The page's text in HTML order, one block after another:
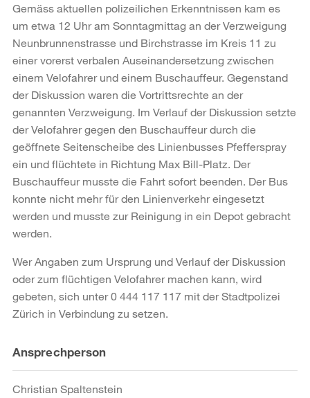
Gemäss aktuellen polizeilichen Erkenntnissen kam es
um etwa 12 Uhr am Sonntagmittag an der Verzweigung
Neunbrunnenstrasse und Birchstrasse im Kreis 11 zu
einer vorerst verbalen Auseinandersetzung zwischen
einem Velofahrer und einem Buschauffeur. Gegenstand
der Diskussion waren die Vortrittsrechte an der
genannten Verzweigung. Im Verlauf der Diskussion setzte
der Velofahrer gegen den Buschauffeur durch die
geöffnete Seitenscheibe des Linienbusses Pfefferspray
ein und flüchtete in Richtung Max Bill-Platz. Der
Buschauffeur musste die Fahrt sofort beenden. Der Bus
konnte nicht mehr für den Linienverkehr eingesetzt
werden und musste zur Reinigung in ein Depot gebracht
werden.
Wer Angaben zum Ursprung und Verlauf der Diskussion
oder zum flüchtigen Velofahrer machen kann, wird
gebeten, sich unter 0 444 117 117 mit der Stadtpolizei
Zürich in Verbindung zu setzen.
Weitere
Informationen
Ansprechperson
Christian Spaltenstein